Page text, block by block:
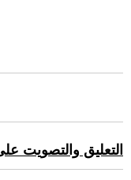
التعليق والتصويت